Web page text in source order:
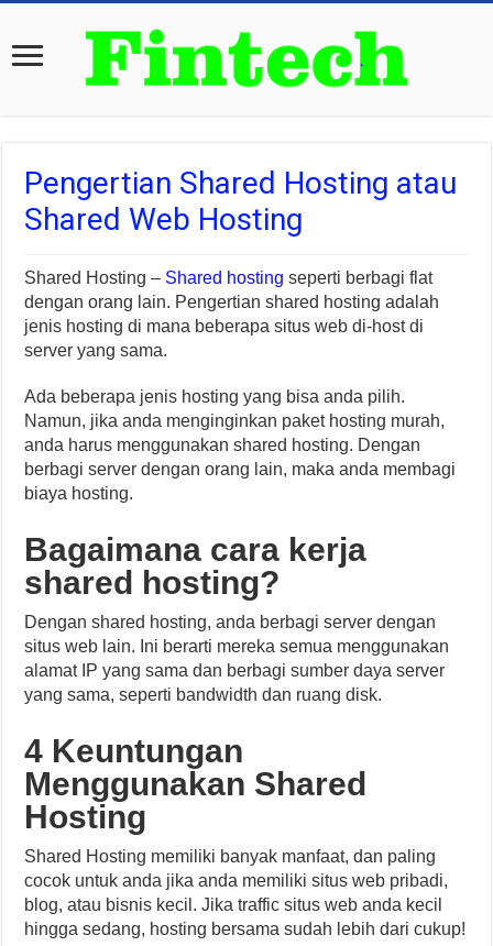
Pengertian Shared Hosting atau
Shared Web Hosting
Shared Hosting – Shared hosting seperti berbagi flat
dengan orang lain. Pengertian shared hosting adalah
jenis hosting di mana beberapa situs web di-host di
server yang sama.
Ada beberapa jenis hosting yang bisa anda pilih.
Namun, jika anda menginginkan paket hosting murah,
anda harus menggunakan shared hosting. Dengan
berbagi server dengan orang lain, maka anda membagi
biaya hosting.
Bagaimana cara kerja
shared hosting?
Dengan shared hosting, anda berbagi server dengan
situs web lain. Ini berarti mereka semua menggunakan
alamat IP yang sama dan berbagi sumber daya server
yang sama, seperti bandwidth dan ruang disk.
4 Keuntungan
Menggunakan Shared
Hosting
Shared Hosting memiliki banyak manfaat, dan paling
cocok untuk anda jika anda memiliki situs web pribadi,
blog, atau bisnis kecil. Jika traffic situs web anda kecil
hingga sedang, hosting bersama sudah lebih dari cukup!